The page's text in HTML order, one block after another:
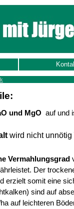
und MgO auf und
wird nicht unnötig
Vermahlungsgrad
Der
erzielt somit eine
sind auf
auf leichteren